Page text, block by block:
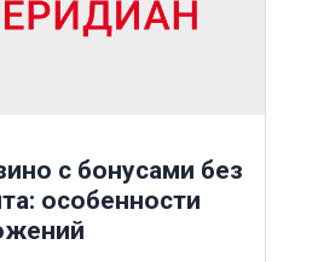
с бонусами без
особенности